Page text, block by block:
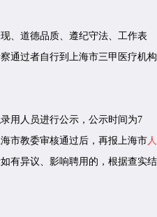
道德品质、遵纪守法、工作表
通过者自行到上海市三甲医疗机构
人员进行公示，公示时间为7
市教委审核通过后，再报上海市人
有异议、影响聘用的，根据查实结